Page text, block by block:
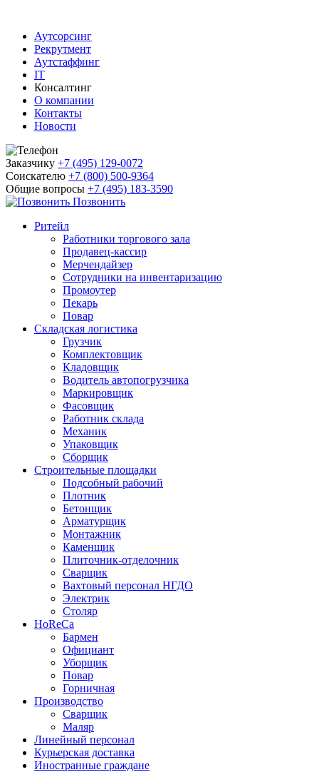
Аутсорсинг
Рекрутмент
Аутстаффинг
IT
Консалтинг
О компании
Контакты
Новости
Заказчику +7 (495) 129-0072
Соискателю +7 (800) 500-9364
Общие вопросы +7 (495) 183-3590
Позвонить
Ритейл
Работники торгового зала
Продавец-кассир
Мерчендайзер
Сотрудники на инвентаризацию
Промоутер
Пекарь
Повар
Складская логистика
Грузчик
Комплектовщик
Кладовщик
Водитель автопогрузчика
Маркировщик
Фасовщик
Работник склада
Механик
Упаковщик
Сборщик
Строительные площадки
Подсобный рабочий
Плотник
Бетонщик
Арматурщик
Монтажник
Каменщик
Плиточник-отделочник
Сварщик
Вахтовый персонал НГДО
Электрик
Столяр
HoReCa
Бармен
Официант
Уборщик
Повар
Горничная
Производство
Сварщик
Маляр
Линейный персонал
Курьерская доставка
Иностранные граждане